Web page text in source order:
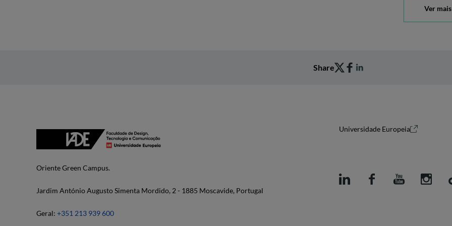
Ver
Share
Oriente Green Campus.
Jardim António Augusto Simenta Mordido, 2 - 1885 Moscavide, Portugal
Geral: +351 213 939 600
Universidade Europeia